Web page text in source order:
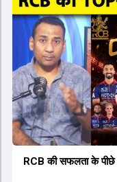
संदेह था, लेकिन अब उसने खुद
गेंद को बाउंड्री के काफी पार
ने कहा कि टूर्नामेंट जीतने
युवा खिलाड़ी का प्रदर्शन
थी। शानदार प्रदर्शन के
त्रिकोणीय सीरीज के लिए
RCB की सफलता के पीछे